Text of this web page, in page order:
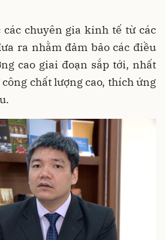
chuyên gia kinh tế từ các
ra nhằm đảm bảo các điều
cao giai đoạn sắp tới, nhất
chất lượng cao, thích ứng